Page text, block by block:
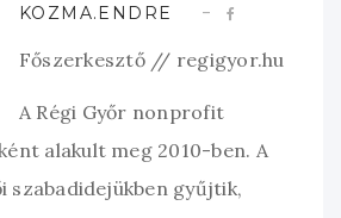
KOZMA.ENDRE
Főszerkesztő // regigyor.hu
A Régi Győr nonprofit
alakult meg 2010-ben. A
szabadidejükben gyűjtik,